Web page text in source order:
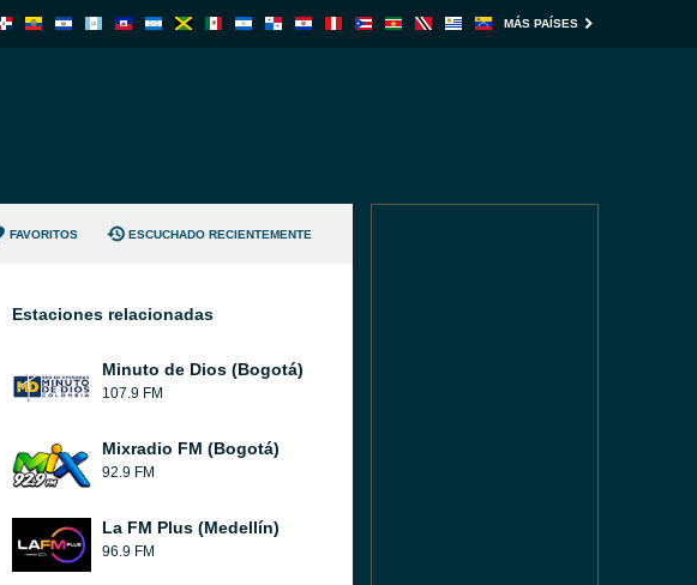
MÁS PAÍSES
FAVORITOS ESCUCHADO RECIENTEMENTE
Estaciones relacionadas
Minuto de Dios (Bogotá)
107.9 FM
Mixradio FM (Bogotá)
92.9 FM
La FM Plus (Medellín)
96.9 FM